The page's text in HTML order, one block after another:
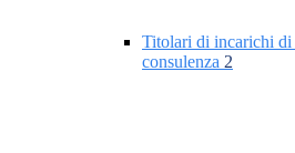
Titolari di incarichi di
consulenza 2